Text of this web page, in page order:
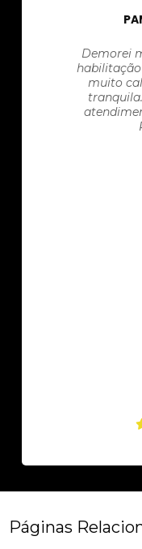
Demorei
muito
Páginas